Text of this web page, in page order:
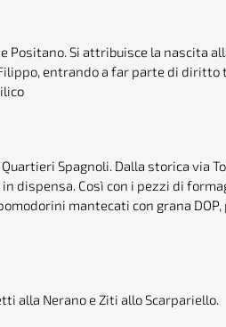
Si attribuisce la nascita
entrando a far parte di
Spagnoli. Dalla storica via
dispensa. Così con i pezzi di
mantecati con grana DOP,
alla Nerano e Ziti allo Scarpariello.